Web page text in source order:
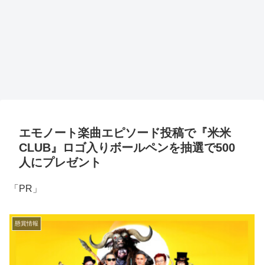
エモノート楽曲エピソード投稿で『米米
CLUB』ロゴ入りボールペンを抽選で500
人にプレゼント
「PR」
懸賞情報